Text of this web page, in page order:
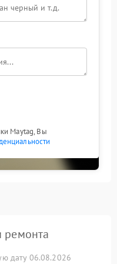
Maytag, Вы
ремонта
дату 06.08.2026